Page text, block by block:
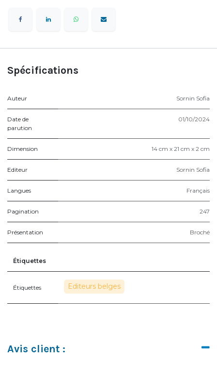
Spécifications
Auteur Sornin Sofia
Date de
parution
01/10/2024
Dimension 14 cm x 21 cm x 2 cm
Editeur Sornin Sofia
Langues Français
Pagination 247
Présentation Broché
Étiquettes
Étiquettes Editeurs belges
Avis client :